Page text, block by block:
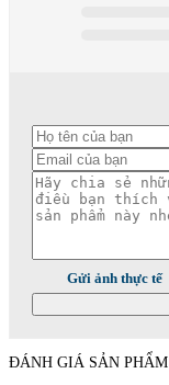
Gửi ảnh thực tế
ĐÁNH GIÁ SẢN PHẨM